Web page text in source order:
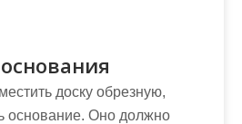
доску обрезную,
основание. Оно должно